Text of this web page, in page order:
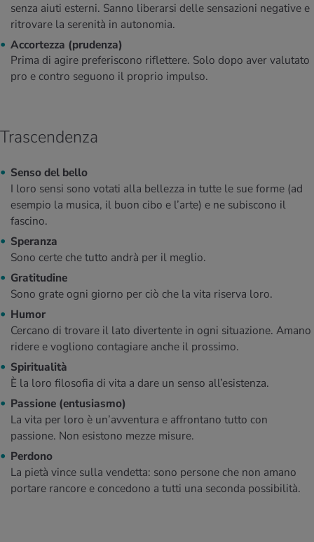
senza aiuti esterni. Sanno liberarsi delle sensazioni negative e
ritrovare la serenità in autonomia.
Accortezza (prudenza)
Prima di agire preferiscono riflettere. Solo dopo aver valutato
pro e contro seguono il proprio impulso.
Trascendenza
Senso del bello
I loro sensi sono votati alla bellezza in tutte le sue forme (ad
esempio la musica, il buon cibo e l’arte) e ne subiscono il
fascino.
Speranza
Sono certe che tutto andrà per il meglio.
Gratitudine
Sono grate ogni giorno per ciò che la vita riserva loro.
Humor
Cercano di trovare il lato divertente in ogni situazione. Amano
ridere e vogliono contagiare anche il prossimo.
Spiritualità
È la loro filosofia di vita a dare un senso all’esistenza.
Passione (entusiasmo)
La vita per loro è un’avventura e affrontano tutto con
passione. Non esistono mezze misure.
Perdono
La pietà vince sulla vendetta: sono persone che non amano
portare rancore e concedono a tutti una seconda possibilità.